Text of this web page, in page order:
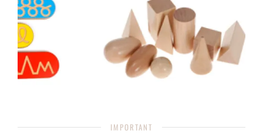
IMPORTANT